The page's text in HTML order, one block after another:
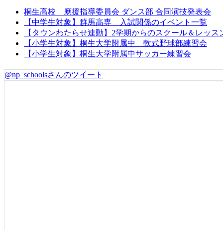
桐生高校 應援指導委員会 ダンス部 合同演技発表会
【中学生対象】群馬高専 入試関係のイベント一覧
【タウンわたらせ連動】2学期からのスクール＆レッ
【小学生対象】桐生大学附属中 軟式野球部練習会
【小学生対象】桐生大学附属中サッカー練習会
@np_schoolsさんのツイート